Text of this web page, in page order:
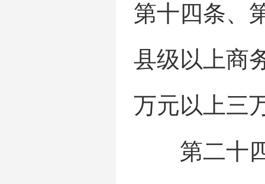
第十四条、
县级以上商
万元以上三
第二十四